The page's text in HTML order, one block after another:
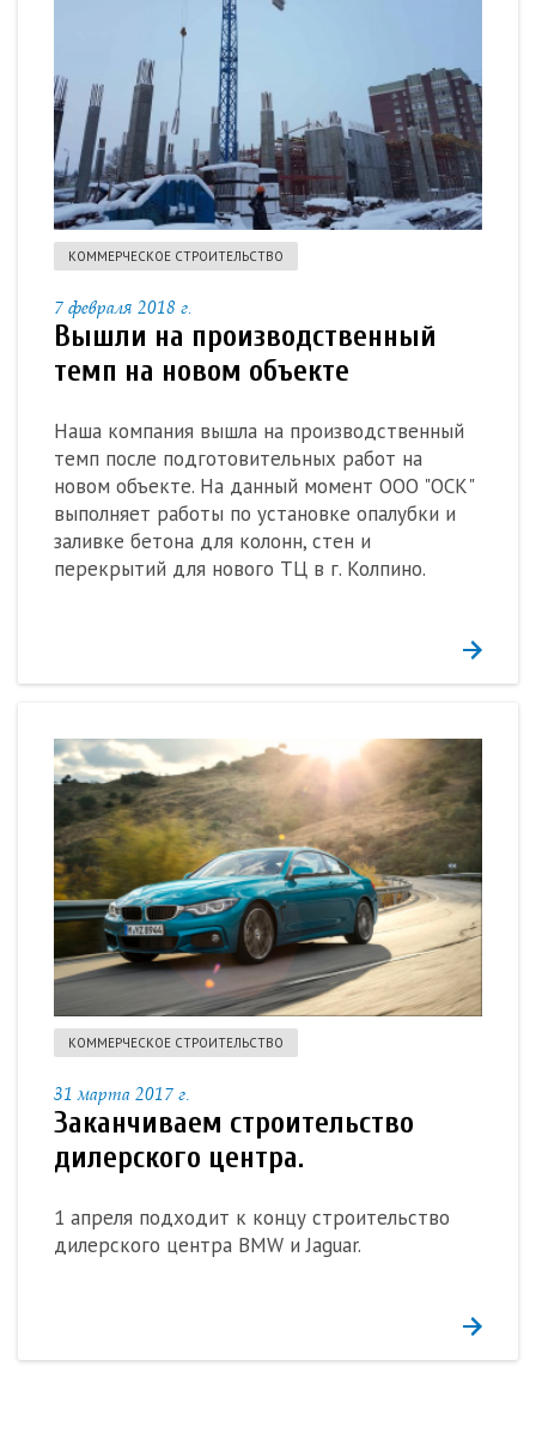
КОММЕРЧЕСКОЕ СТРОИТЕЛЬСТВО
7 февраля 2018 г.
Вышли на производственный
темп на новом объекте
Наша компания вышла на производственный
темп после подготовительных работ на
новом объекте. На данный момент ООО "ОСК"
выполняет работы по установке опалубки и
заливке бетона для колонн, стен и
перекрытий для нового ТЦ в г. Колпино.
КОММЕРЧЕСКОЕ СТРОИТЕЛЬСТВО
31 марта 2017 г.
Заканчиваем строительство
дилерского центра.
1 апреля подходит к концу строительство
дилерского центра BMW и Jaguar.